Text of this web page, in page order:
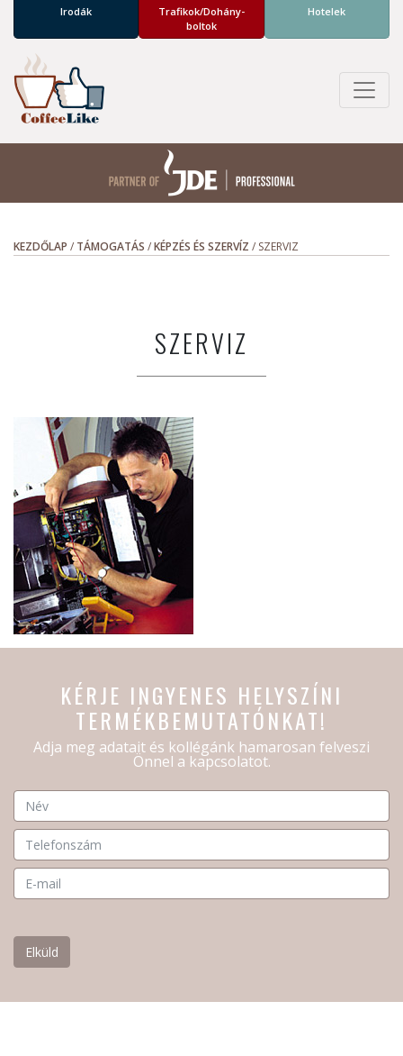
Irodák
Trafikok/­Dohány­
boltok
Hotelek
KEZDŐLAP / TÁMOGATÁS /KÉPZÉS ÉS SZERVÍZ / SZERVIZ
SZERVIZ
KÉRJE INGYENES HELYSZÍNI
TERMÉKBEMUTATÓNKAT!
Adja meg adatait és kollégánk hamarosan felveszi
Önnel a kapcsolatot.